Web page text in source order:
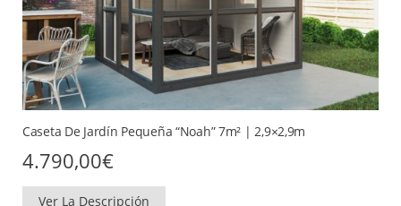
Caseta De Jardín Pequeña “Noah” 7m² | 2,9×2,9m
4.790,00€
Ver La Descripción